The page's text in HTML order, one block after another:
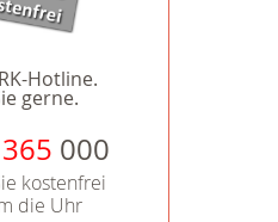
Hotline.
gerne.
365 000
kostenfrei
die Uhr